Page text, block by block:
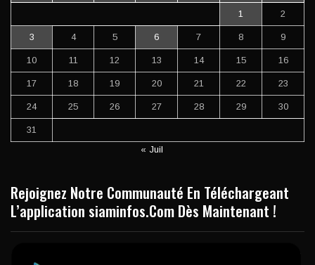
1 2
3 4 5 6 7 8 9
10 11 12 13 14 15 16
17 18 19 20 21 22 23
24 25 26 27 28 29 30
31
« Juil
Rejoignez Notre Communauté En Téléchargeant
L’application siaminfos.Com Dès Maintenant !